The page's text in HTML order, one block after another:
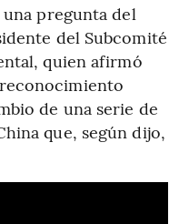
pregunta del
del Subcomité
quien afirmó
de una serie de
que, según dijo,